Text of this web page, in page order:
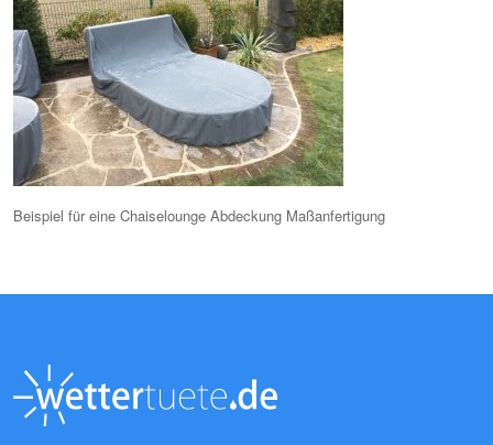
Beispiel für eine Chaiselounge Abdeckung Maßanfertigung